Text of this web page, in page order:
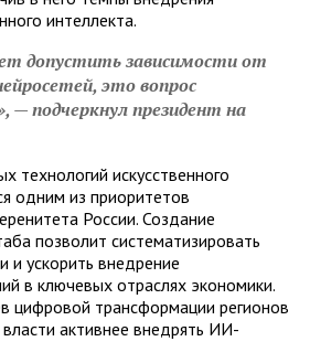
интеллекта.
допустить зависимости от
это вопрос
— подчеркнул президент на
технологий искусственного
одним из приоритетов
России. Создание
позволит систематизировать
и ускорить внедрение
в ключевых отраслях экономики.
цифровой трансформации регионов
активнее внедрять ИИ-